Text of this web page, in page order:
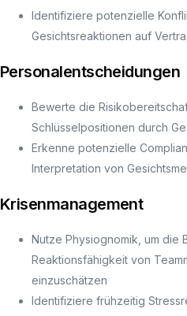
Identifiziere potenzielle
Gesichtsreaktionen auf
Personalentscheidungen
Bewerte die
Schlüsselpositionen durch
Erkenne potenzielle
Interpretation von
Krisenmanagement
Nutze Physiognomik, um die
Reaktionsfähigkeit von
einzuschätzen
Identifiziere frühzeitig